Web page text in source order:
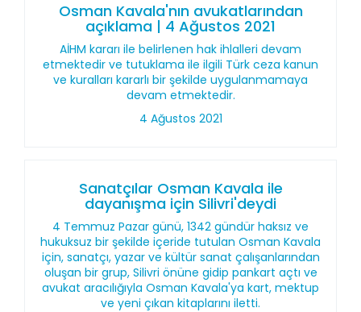
Osman Kavala'nın avukatlarından
açıklama | 4 Ağustos 2021
AİHM kararı ile belirlenen hak ihlalleri devam
etmektedir ve tutuklama ile ilgili Türk ceza kanun
ve kuralları kararlı bir şekilde uygulanmamaya
devam etmektedir.
4 Ağustos 2021
Sanatçılar Osman Kavala ile
dayanışma için Silivri'deydi
4 Temmuz Pazar günü, 1342 gündür haksız ve
hukuksuz bir şekilde içeride tutulan Osman Kavala
için, sanatçı, yazar ve kültür sanat çalışanlarından
oluşan bir grup, Silivri önüne gidip pankart açtı ve
avukat aracılığıyla Osman Kavala'ya kart, mektup
ve yeni çıkan kitaplarını iletti.